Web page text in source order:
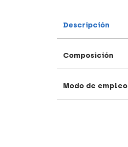
Descripción
Composición
Modo de empleo